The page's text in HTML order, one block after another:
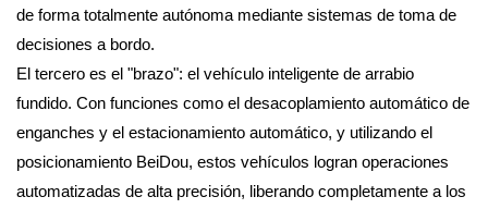
de forma totalmente autónoma mediante sistemas de toma de
decisiones a bordo.
El tercero es el "brazo": el vehículo inteligente de arrabio
fundido. Con funciones como el desacoplamiento automático de
enganches y el estacionamiento automático, y utilizando el
posicionamiento BeiDou, estos vehículos logran operaciones
automatizadas de alta precisión, liberando completamente a los